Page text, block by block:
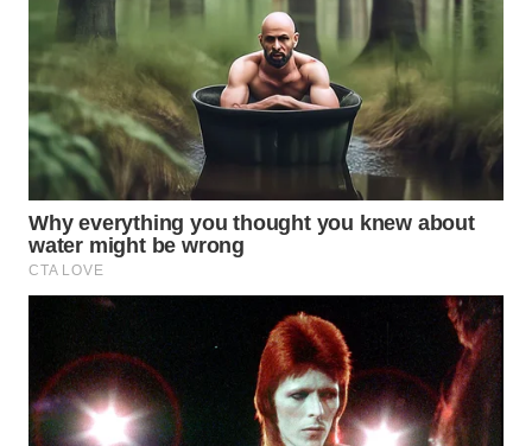
INDRAMAYU
WN
KUNINGAN
WN
MAJALENGKA
SUBANG
WN
SUKABUMI